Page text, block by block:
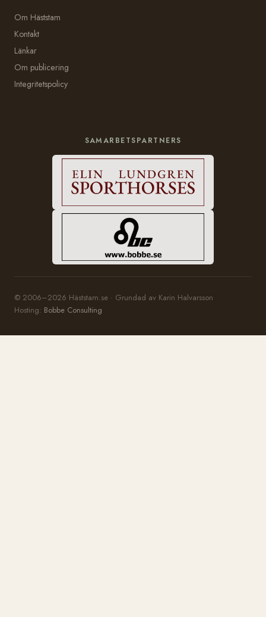
Om Häststam
Kontakt
Länkar
Om publicering
Integritetspolicy
SAMARBETSPARTNERS
© 2006–2026 Häststam.se · Grundad av Karin Halvarsson
Hosting: Bobbe Consulting